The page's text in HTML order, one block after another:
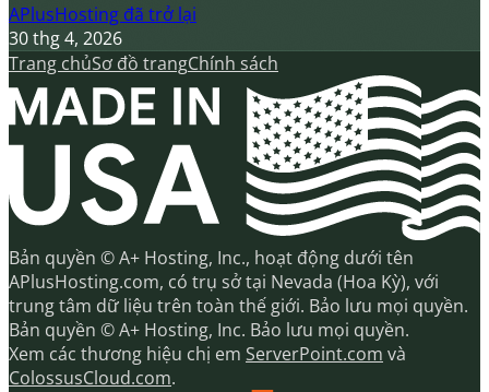
APlusHosting đã trở lại
30 thg 4, 2026
Trang chủSơ đồ trangChính sách
Bản quyền © A+ Hosting, Inc., hoạt động dưới tên
APlusHosting.com, có trụ sở tại Nevada (Hoa Kỳ), với
trung tâm dữ liệu trên toàn thế giới. Bảo lưu mọi quyền.
Bản quyền © A+ Hosting, Inc. Bảo lưu mọi quyền.
Xem các thương hiệu chị em ServerPoint.com và
ColossusCloud.com.